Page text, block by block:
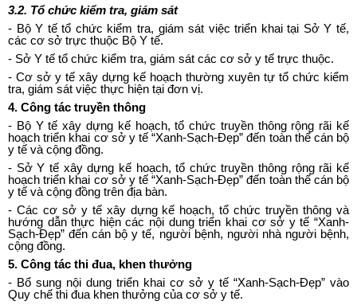
3.2. Tổ chức kiểm tra, giám sát
- Bộ Y tế tổ chức kiểm tra, giám sát việc triển khai tại Sở Y tế,
các cơ sở trực thuộc Bộ Y tế.
- Sở Y tế tổ chức kiểm tra, giám sát các cơ sở y tế trực thuộc.
- Cơ sở y tế xây dựng kế hoạch thường xuyên tự tổ chức kiểm
tra, giám sát việc thực hiện tại đơn vị.
4. Công tác truyền thông
- Bộ Y tế xây dựng kế hoạch, tổ chức truyền thông rộng rãi kế
hoạch triển khai cơ sở y tế “Xanh-Sạch-Đẹp” đến toàn thể cán bộ
y tế và cộng đồng.
- Sở Y tế xây dựng kế hoạch, tổ chức truyền thông rộng rãi kế
hoạch triển khai cơ sở y tế “Xanh-Sạch-Đẹp” đến toàn thể cán bộ
y tế và cộng đồng trên địa bàn.
- Các cơ sở y tế xây dựng kế hoạch, tổ chức truyền thông và
hướng dẫn thực hiện các nội dung triển khai cơ sở y tế “Xanh-
Sạch-Đẹp” đến cán bộ y tế, người bệnh, người nhà người bệnh,
cộng đồng.
5. Công tác thi đua, khen thưởng
- Bổ sung nội dung triển khai cơ sở y tế “Xanh-Sạch-Đẹp” vào
Quy chế thi đua khen thưởng của cơ sở y tế.